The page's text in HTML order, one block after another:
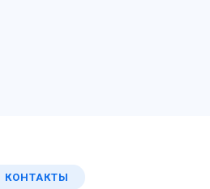
КОНТАКТЫ